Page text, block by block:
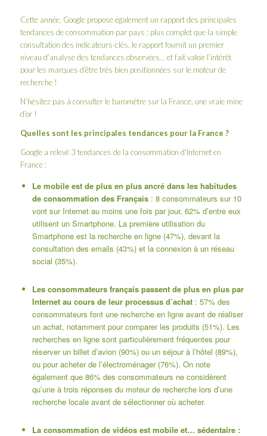
Cette année, Google propose également un rapport des principales
tendances de consommation par pays ; plus complet que la simple
consultation des indicateurs-clés, le rapport fournit un premier
niveau d’analyse des tendances observées… et fait valoir l’intérêt
pour les marques d’être très bien positionnées sur le moteur de
recherche !
N’hésitez pas à consulter le baromètre sur la France, une vraie mine
d’or !
Quelles sont les principales tendances pour la France ?
Google a relevé 3 tendances de la consommation d’Internet en
France :
Le mobile est de plus en plus ancré dans les habitudes
de consommation des Français : 8 consommateurs sur 10
vont sur Internet au moins une fois par jour, 62% d’entre eux
utilisent un Smartphone. La première utilisation du
Smartphone est la recherche en ligne (47%), devant la
consultation des emails (43%) et la connexion à un réseau
social (35%).
Les consommateurs français passent de plus en plus par
Internet au cours de leur processus d’achat: 57% des
consommateurs font une recherche en ligne avant de réaliser
un achat, notamment pour comparer les produits (51%). Les
recherches en ligne sont particulièrement fréquentes pour
réserver un billet d’avion (90%) ou un séjour à l’hôtel (89%),
ou pour acheter de l’électroménager (76%). On note
également que 86% des consommateurs ne considèrent
qu’une à trois réponses du moteur de recherche lors d’une
recherche locale avant de sélectionner où acheter.
La consommation de vidéos est mobile et… sédentaire :